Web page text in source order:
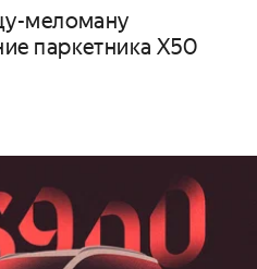
меломану
паркетника X50